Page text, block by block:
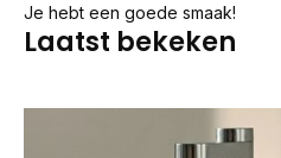
Je hebt een goede smaak!
Laatst bekeken